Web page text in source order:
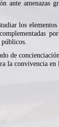
ante amenazas
los
de
la convivencia